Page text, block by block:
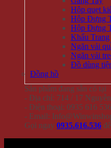
Hộp quẹt
Hộp Đựng
Hộp Đựng
Khẩu Trang
Ngăn vải
Ngăn vải
Đồ dùng
Đồng hồ
Sản phẩm đang sẵn có tại
- Địa chỉ: 714 / 17
- Điện thoại: 0935 616 536
- Email:
Gọi ngay 0935.616.536